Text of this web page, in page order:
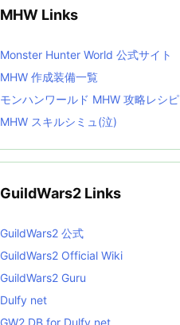
MHW Links
Monster Hunter World 公式サイト
MHW 作成装備一覧
モンハンワールド MHW 攻略レシピ
MHW スキルシミュ(泣)
GuildWars2 Links
GuildWars2 公式
GuildWars2 Official Wiki
GuildWars2 Guru
Dulfy net